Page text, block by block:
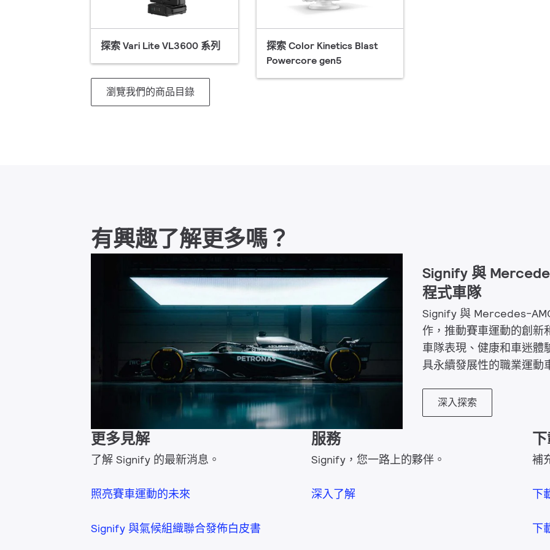
探索 Vari Lite VL3600 系列
探索 Color Kinetics Blast
Powercore gen5
瀏覽我們的商品目錄
有興趣了解更多嗎？
Signify 與
程式車隊
Signify 與 Mercedes-
作，推動賽車運動的創新
車隊表現、健康和車迷體
具永續發展性的職業運動
深入探索
更多見解
了解 Signify 的最新消息。
照亮賽車運動的未來
Signify 與氣候組織聯合發佈白皮書
服務
Signify，您一路上的夥伴。
深入了解
補
下
下